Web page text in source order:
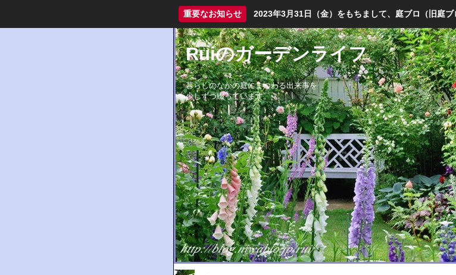
重要なお知らせ 2023年3月31日（金）をもちまして、庭ブロ（旧庭ブ
Ruiのガーデンライフ
暮らしのなかの庭にまつわる出来事を
少しずつ綴っています。